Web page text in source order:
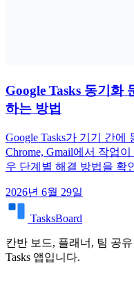
Google Tasks 동기화
하는 방법
Google Tasks가 기기 간에
Chrome, Gmail에서 작업
우 단계별 해결 방법을 확
2026년 6월 29일
TasksBoard
칸반 보드, 플래너, 팀 공
Tasks 앱입니다.